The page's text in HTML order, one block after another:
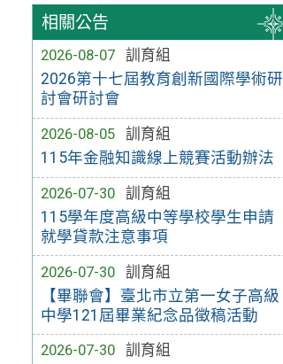
相關公告
2026-08-07
訓育組
2026第十七屆教育創新國際學術研
討會研討會
2026-08-05
訓育組
115年金融知識線上競賽活動辦法
2026-07-30
訓育組
115學年度高級中等學校學生申請
就學貸款注意事項
2026-07-30
訓育組
【畢聯會】臺北市立第一女子高級
中學121屆畢業紀念品徵稿活動
2026-07-30
訓育組